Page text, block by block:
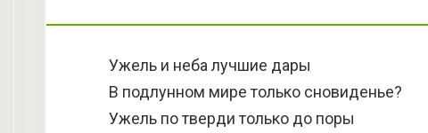
Ужель и неба лучшие дары
В подлунном мире только сновиденье?
Ужель по тверди только до поры